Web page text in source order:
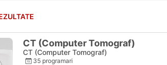
CT (Computer Tomograf)
CT (Computer Tomograf)
35 programari